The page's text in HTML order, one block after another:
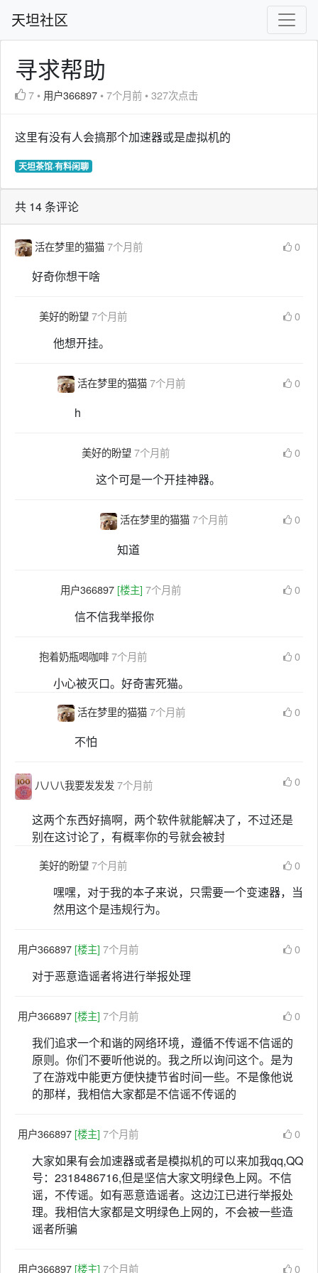
天坦社区
寻求帮助
7 • 用户366897 •7个月前 •327次点击
这里有没有人会搞那个加速器或是虚拟机的
天坦茶馆·有料闲聊
共 14 条评论
活在梦里的猫猫7个月前 0
好奇你想干啥
美好的盼望 7个月前 0
他想开挂。
活在梦里的猫猫7个月前 0
h
美好的盼望 7个月前 0
这个可是一个开挂神器。
活在梦里的猫猫7个月前 0
知道
用户366897 [楼主] 7个月前 0
信不信我举报你
抱着奶瓶喝咖啡7个月前 0
小心被灭口。好奇害死猫。
活在梦里的猫猫7个月前 0
不怕
八八八我要发发发7个月前 0
这两个东西好搞啊，两个软件就能解决了，不过还是
别在这讨论了，有概率你的号就会被封
美好的盼望 7个月前 0
嘿嘿，对于我的本子来说，只需要一个变速器，当
然用这个是违规行为。
用户366897 [楼主] 7个月前 0
对于恶意造谣者将进行举报处理
用户366897 [楼主] 7个月前 0
我们追求一个和谐的网络环境，遵循不传谣不信谣的
原则。你们不要听他说的。我之所以询问这个。是为
了在游戏中能更方便快捷节省时间一些。不是像他说
的那样，我相信大家都是不信谣不传谣的
用户366897 [楼主] 7个月前 0
大家如果有会加速器或者是模拟机的可以来加我qq,QQ
号：2318486716,但是坚信大家文明绿色上网。不信
谣，不传谣。如有恶意造谣者。这边江已进行举报处
理。我相信大家都是文明绿色上网的，不会被一些造
谣者所骗
用户366897 [楼主] 7个月前 0